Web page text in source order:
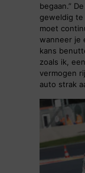
begaan.”
geweldig te
moet
wanneer je
kans
zoals ik,
vermogen
auto strak